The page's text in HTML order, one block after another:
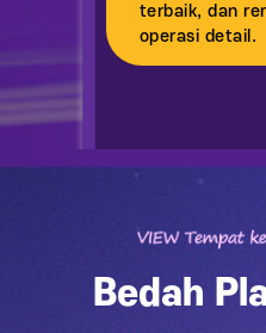
terbaik, dan
operasi detail.
Bedah